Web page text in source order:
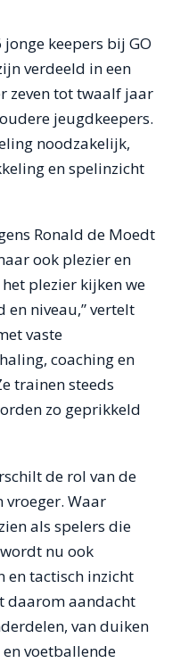
keepers bij GO
verdeeld in een
zeven tot twaalf jaar
jeugdkeepers.
noodzakelijk,
en spelinzicht
Ronald de Moedt
ook plezier en
plezier kijken we
niveau,” vertelt
vaste
coaching en
trainen steeds
zo geprikkeld
de rol van de
vroeger. Waar
als spelers die
nu ook
en tactisch inzicht
daarom aandacht
van duiken
voetballende